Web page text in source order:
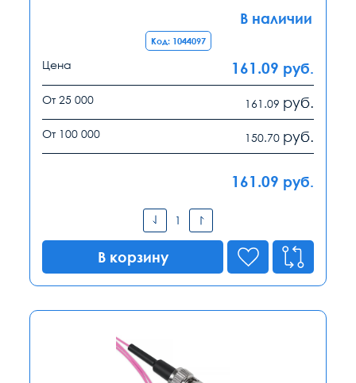
В наличии
Код: 1044097
Цена 161.09 руб.
От 25 000 161.09 руб.
От 100 000 150.70 руб.
161.09 руб.
В корзину